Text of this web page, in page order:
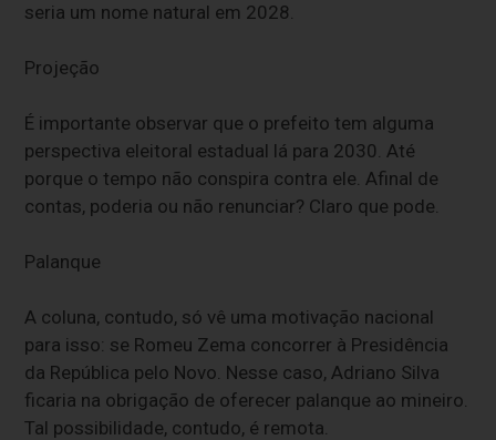
seria um nome natural em 2028.
Projeção
É importante observar que o prefeito tem alguma
perspectiva eleitoral estadual lá para 2030. Até
porque o tempo não conspira contra ele. Afinal de
contas, poderia ou não renunciar? Claro que pode.
Palanque
A coluna, contudo, só vê uma motivação nacional
para isso: se Romeu Zema concorrer à Presidência
da República pelo Novo. Nesse caso, Adriano Silva
ficaria na obrigação de oferecer palanque ao mineiro.
Tal possibilidade, contudo, é remota.